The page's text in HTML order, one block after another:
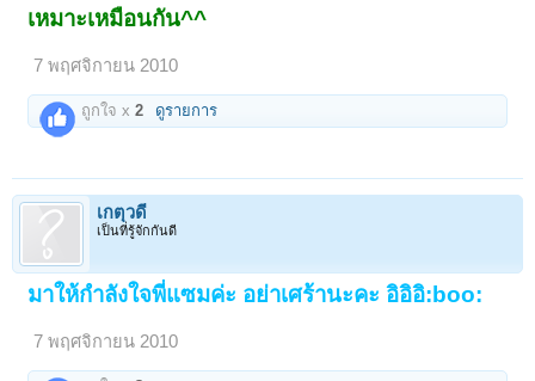
เหมาะเหมือนกัน^^
7 พฤศจิกายน 2010
ถูกใจ x2 ดูรายการ
เกตุวดี
เป็นที่รู้จักกันดี
มาให้กำลังใจพี่แซมค่ะ อย่าเศร้านะคะ อิอิอิ:boo:
7 พฤศจิกายน 2010
2